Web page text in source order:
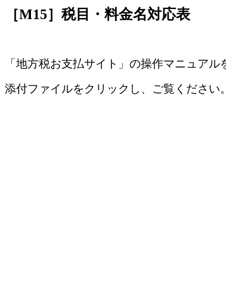
［M15］税目・料金名対応表
「地方税お支払サイト」の操作マニュアル
添付ファイルをクリックし、ご覧ください。